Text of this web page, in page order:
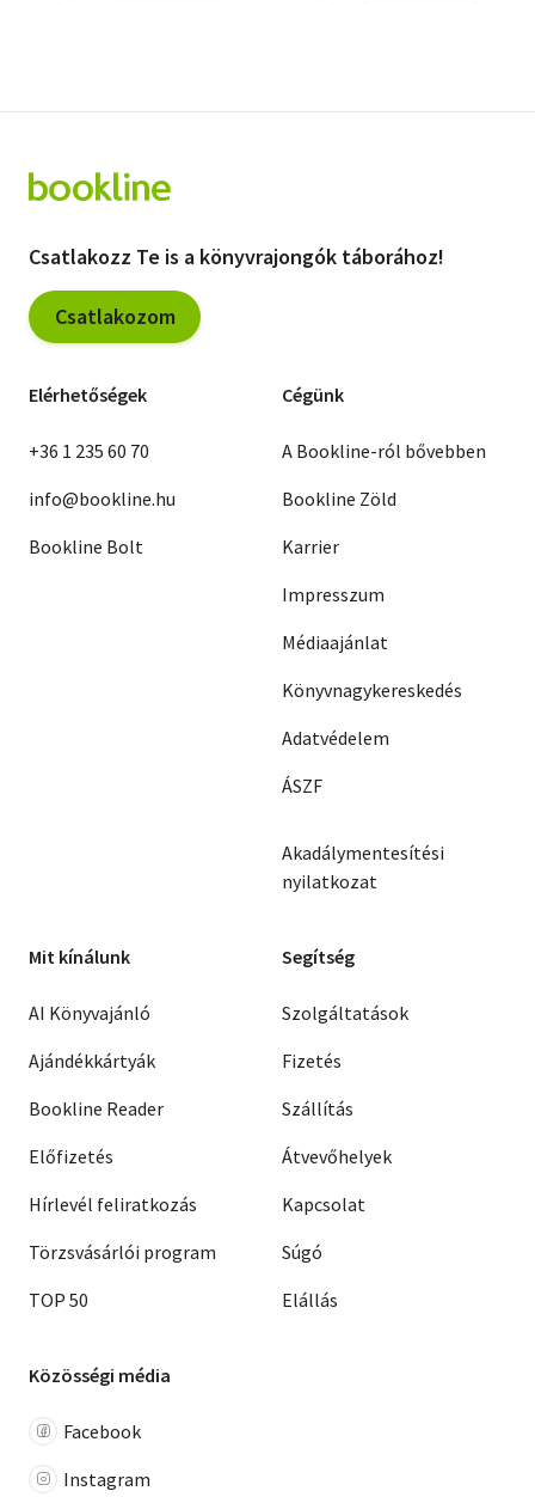
Csatlakozz Te is a könyvrajongók táborához!
Csatlakozom
Elérhetőségek
+36 1 235 60 70
info@bookline.hu
Bookline Bolt
Cégünk
A Bookline-ról bővebben
Bookline Zöld
Karrier
Impresszum
Médiaajánlat
Könyvnagykereskedés
Adatvédelem
ÁSZF
Akadálymentesítési
nyilatkozat
Mit kínálunk
AI Könyvajánló
Ajándékkártyák
Bookline Reader
Előfizetés
Hírlevél feliratkozás
Törzsvásárlói program
TOP 50
Segítség
Szolgáltatások
Fizetés
Szállítás
Átvevőhelyek
Kapcsolat
Súgó
Elállás
Közösségi média
Facebook
Instagram